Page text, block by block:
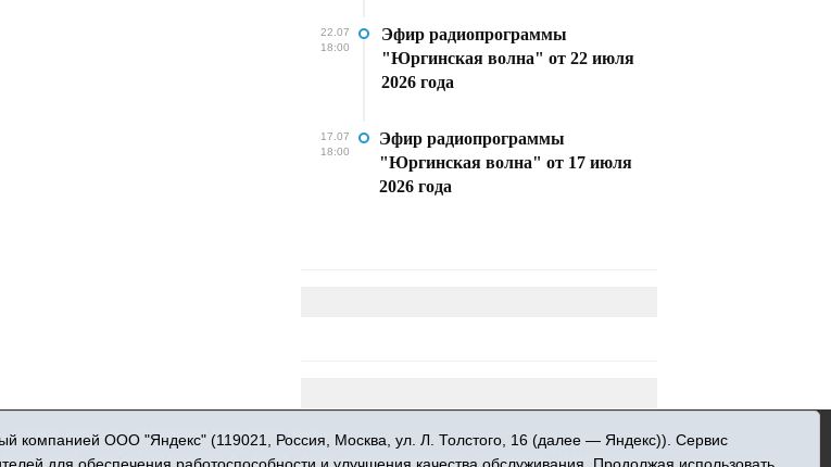
22.07
18:00
Эфир радиопрограммы
"Юргинская волна" от 22 июля
2026 года
17.07
18:00
Эфир радиопрограммы
"Юргинская волна" от 17 июля
2026 года
издание «Новости Юргинского района»
службой по надзору в сфере связи, информационных технологий и массовых
компанией ООО "Яндекс" (119021, Россия, Москва, ул. Л. Толстого, 16 (далее — Яндекс)). Сервис